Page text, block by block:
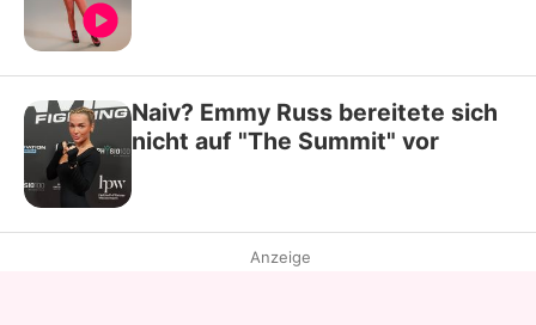
Naiv? Emmy Russ bereitete sich
nicht auf "The Summit" vor
Anzeige